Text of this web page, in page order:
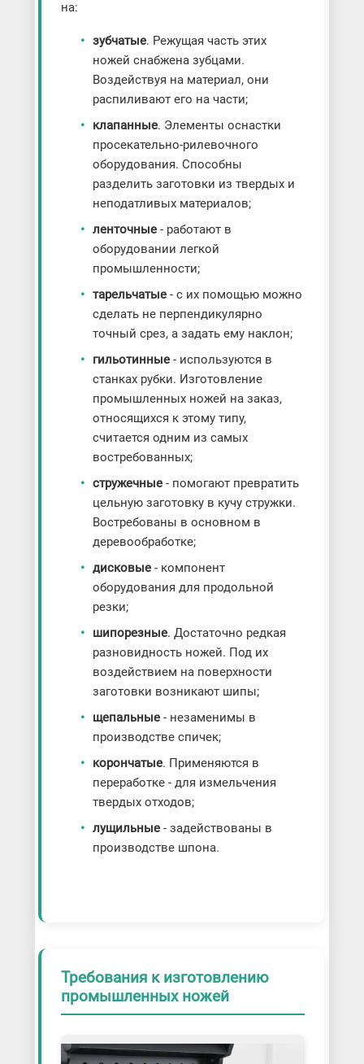
на:
зубчатые. Режущая часть этих
ножей снабжена зубцами.
Воздействуя на материал, они
распиливают его на части;
клапанные. Элементы оснастки
просекательно-рилевочного
оборудования. Способны
разделить заготовки из твердых и
неподатливых материалов;
ленточные- работают в
оборудовании легкой
промышленности;
тарельчатые- с их помощью можно
сделать не перпендикулярно
точный срез, а задать ему наклон;
гильотинные- используются в
станках рубки. Изготовление
промышленных ножей на заказ,
относящихся к этому типу,
считается одним из самых
востребованных;
стружечные- помогают превратить
цельную заготовку в кучу стружки.
Востребованы в основном в
деревообработке;
дисковые- компонент
оборудования для продольной
резки;
шипорезные. Достаточно редкая
разновидность ножей. Под их
воздействием на поверхности
заготовки возникают шипы;
щепальные- незаменимы в
производстве спичек;
корончатые. Применяются в
переработке - для измельчения
твердых отходов;
лущильные- задействованы в
производстве шпона.
Требования к изготовлению
промышленных ножей